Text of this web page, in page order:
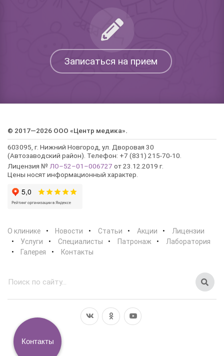
Записаться на прием
© 2017—2026 ООО «Центр медика».
603095, г. Нижний Новгород, ул. Дворовая 30
(Автозаводский район). Телефон: +7 (831) 215-70-10.
Лицензия № ЛО–52–01–006727 от 23.12.2019 г.
Цены носят информационный характер.
О клинике Новости Статьи Акции
Лицензии
Услуги
Специалисты Патронаж
Лаборатория
Галерея
Контакты
Контакты